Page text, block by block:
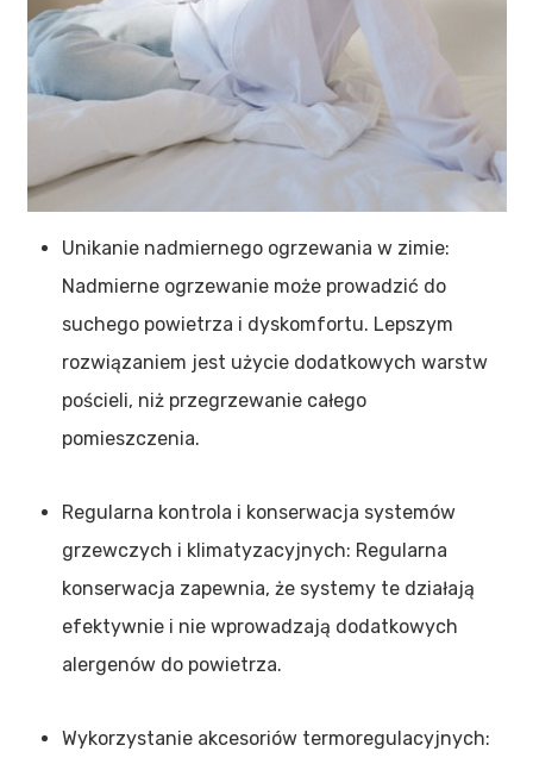
Unikanie nadmiernego ogrzewania w zimie:
Nadmierne ogrzewanie może prowadzić do
suchego powietrza i dyskomfortu. Lepszym
rozwiązaniem jest użycie dodatkowych warstw
pościeli, niż przegrzewanie całego
pomieszczenia.
Regularna kontrola i konserwacja systemów
grzewczych i klimatyzacyjnych: Regularna
konserwacja zapewnia, że systemy te działają
efektywnie i nie wprowadzają dodatkowych
alergenów do powietrza.
Wykorzystanie akcesoriów termoregulacyjnych: